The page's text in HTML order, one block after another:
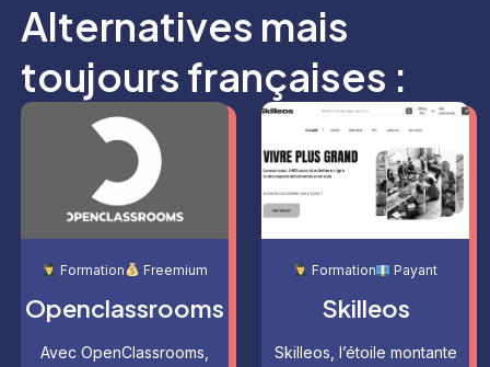
Alternatives mais
toujours françaises :
Formation Freemium
Openclassrooms
Avec OpenClassrooms,
Formation Payant
Skilleos
Skilleos, l’étoile montante